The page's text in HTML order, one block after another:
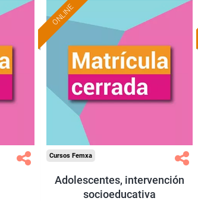
ONLINE
Cursos Femxa
Adolescentes, intervención
socioeducativa